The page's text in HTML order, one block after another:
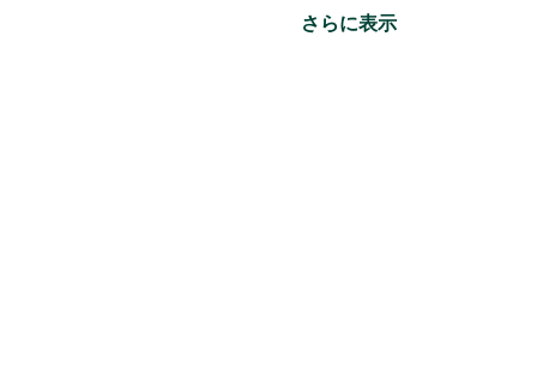
さらに表示